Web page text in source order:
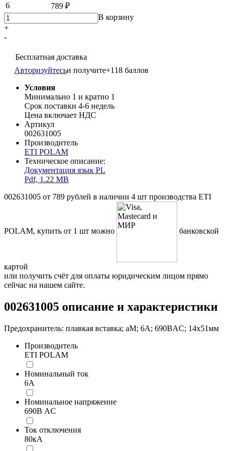
6
789 ₽
+
-
В корзину
Бесплатная доставка
Авторизуйтесьи получите+118 баллов
Условия
Минимально 1 и кратно 1
Срок поставки 4-6 недель
Цена включает НДС
Артикул
002631005
Производитель
ETI POLAM
Техническое описание:
Документация язык PL
Pdf, 1.22 MB
002631005 от 789 рублей в наличии 4 шт производства ETI
POLAM, купить от 1 шт можно банковской
картой
или получить счёт для оплаты юридическим лицом прямо
сейчас на нашем сайте.
002631005 описание и характеристики
Предохранитель: плавкая вставка; aM; 6А; 690ВAC; 14x51мм
Производитель
ETI POLAM
Номинальный ток
6А
Номинальное напряжение
690В AC
Ток отключения
80кА